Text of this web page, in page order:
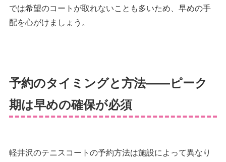
では希望のコートが取れないことも多いため、早めの手
配を心がけましょう。
予約のタイミングと方法——ピーク
期は早めの確保が必須
軽井沢のテニスコートの予約方法は施設によって異なり